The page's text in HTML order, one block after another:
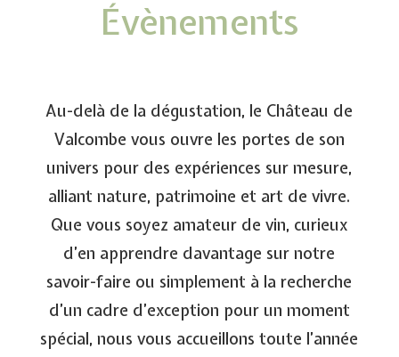
Évènements
Au-delà de la dégustation, le Château de
Valcombe vous ouvre les portes de son
univers pour des expériences sur mesure,
alliant nature, patrimoine et art de vivre.
Que vous soyez amateur de vin, curieux
d’en apprendre davantage sur notre
savoir-faire ou simplement à la recherche
d’un cadre d’exception pour un moment
spécial, nous vous accueillons toute l’année